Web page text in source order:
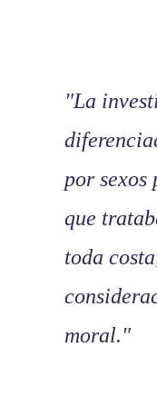
"La
por sexos
que
toda
moral."